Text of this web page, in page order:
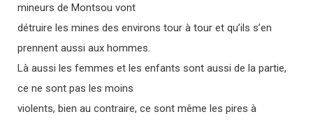
mineurs de Montsou vont
détruire les mines des environs tour à tour et qu’ils s’en
prennent aussi aux hommes.
Là aussi les femmes et les enfants sont aussi de la partie,
ce ne sont pas les moins
violents, bien au contraire, ce sont même les pires à